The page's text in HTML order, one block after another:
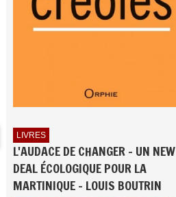
LIVRES
L'AUDACE DE CHANGER - UN NEW
DEAL ÉCOLOGIQUE POUR LA
MARTINIQUE - LOUIS BOUTRIN